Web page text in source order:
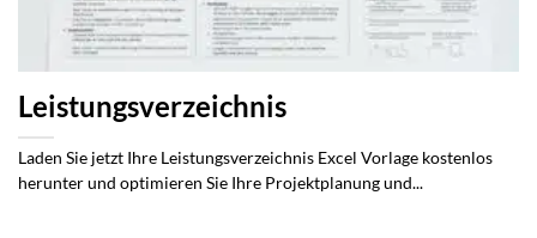
Leistungsverzeichnis
Laden Sie jetzt Ihre Leistungsverzeichnis Excel Vorlage kostenlos
herunter und optimieren Sie Ihre Projektplanung und...